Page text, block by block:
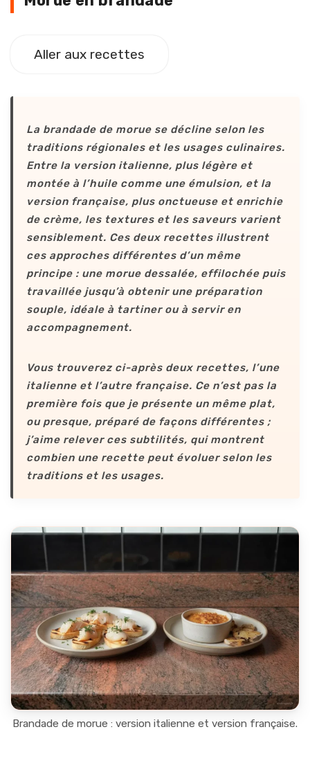
Aller aux recettes
La brandade de morue se décline selon les
traditions régionales et les usages culinaires.
Entre la version italienne, plus légère et
montée à l’huile comme une émulsion, et la
version française, plus onctueuse et enrichie
de crème, les textures et les saveurs varient
sensiblement. Ces deux recettes illustrent
ces approches différentes d’un même
principe : une morue dessalée, effilochée puis
travaillée jusqu’à obtenir une préparation
souple, idéale à tartiner ou à servir en
accompagnement.
Vous trouverez ci-après deux recettes, l’une
italienne et l’autre française. Ce n’est pas la
première fois que je présente un même plat,
ou presque, préparé de façons différentes ;
j’aime relever ces subtilités, qui montrent
combien une recette peut évoluer selon les
traditions et les usages.
Brandade de morue : version italienne et version française.